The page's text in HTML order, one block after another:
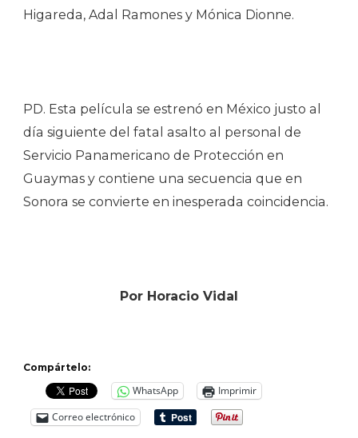
Higareda, Adal Ramones y Mónica Dionne.
PD. Esta película se estrenó en México justo al
día siguiente del fatal asalto al personal de
Servicio Panamericano de Protección en
Guaymas y contiene una secuencia que en
Sonora se convierte en inesperada coincidencia.
Por Horacio Vidal
Compártelo:
WhatsApp
Imprimir
Correo electrónico